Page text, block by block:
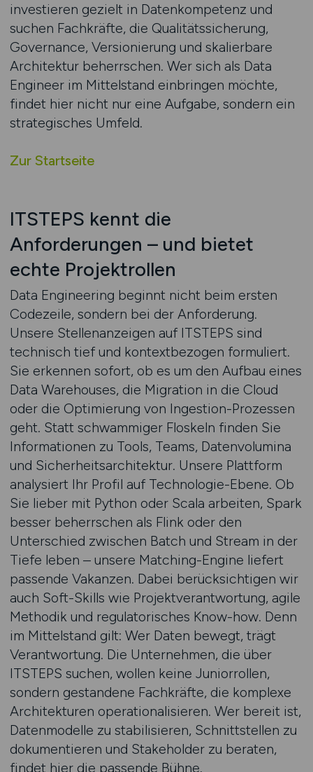
investieren gezielt in Datenkompetenz und
suchen Fachkräfte, die Qualitätssicherung,
Governance, Versionierung und skalierbare
Architektur beherrschen. Wer sich als Data
Engineer im Mittelstand einbringen möchte,
findet hier nicht nur eine Aufgabe, sondern ein
strategisches Umfeld.
Zur Startseite
ITSTEPS kennt die
Anforderungen – und bietet
echte Projektrollen
Data Engineering beginnt nicht beim ersten
Codezeile, sondern bei der Anforderung.
Unsere Stellenanzeigen auf ITSTEPS sind
technisch tief und kontextbezogen formuliert.
Sie erkennen sofort, ob es um den Aufbau eines
Data Warehouses, die Migration in die Cloud
oder die Optimierung von Ingestion-Prozessen
geht. Statt schwammiger Floskeln finden Sie
Informationen zu Tools, Teams, Datenvolumina
und Sicherheitsarchitektur. Unsere Plattform
analysiert Ihr Profil auf Technologie-Ebene. Ob
Sie lieber mit Python oder Scala arbeiten, Spark
besser beherrschen als Flink oder den
Unterschied zwischen Batch und Stream in der
Tiefe leben – unsere Matching-Engine liefert
passende Vakanzen. Dabei berücksichtigen wir
auch Soft-Skills wie Projektverantwortung, agile
Methodik und regulatorisches Know-how. Denn
im Mittelstand gilt: Wer Daten bewegt, trägt
Verantwortung. Die Unternehmen, die über
ITSTEPS suchen, wollen keine Juniorrollen,
sondern gestandene Fachkräfte, die komplexe
Architekturen operationalisieren. Wer bereit ist,
Datenmodelle zu stabilisieren, Schnittstellen zu
dokumentieren und Stakeholder zu beraten,
findet hier die passende Bühne.